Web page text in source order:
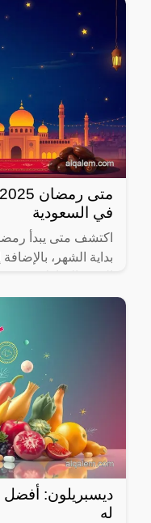
في السعودية
بداية الشهر، بالإضافة
ديسبريلون: أفضل
له